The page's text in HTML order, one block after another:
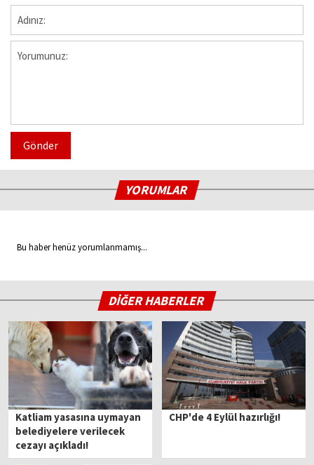
Gönder
YORUMLAR
Bu haber henüz yorumlanmamış...
DİĞER HABERLER
Katliam yasasına uymayan
belediyelere verilecek
cezayı açıkladı!
CHP'de 4 Eylül hazırlığı!